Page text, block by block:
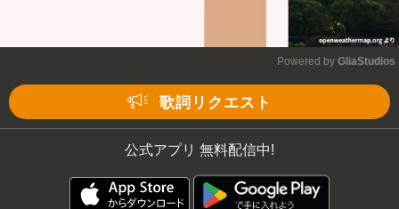
Powered by GliaStudios
歌詞リクエスト
公式アプリ 無料配信中!